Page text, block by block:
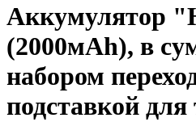
Аккумулятор
(2000мАh), в
набором
подставкой для